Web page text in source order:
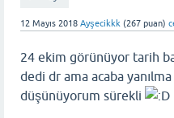
12 Mayıs 2018 Ayşecikkk (267 puan)
24 ekim görünüyor tarih
dedi dr ama acaba yanılma
düşünüyorum sürekli